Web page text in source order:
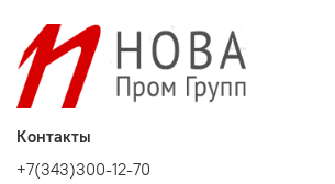
Контакты
+7(343)300-12-70